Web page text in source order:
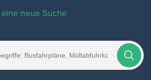
neue Suche